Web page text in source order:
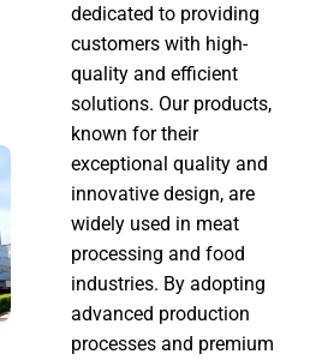
dedicated to providing
customers with high-
quality and efficient
solutions. Our products,
known for their
exceptional quality and
innovative design, are
widely used in meat
processing and food
industries. By adopting
advanced production
processes and premium